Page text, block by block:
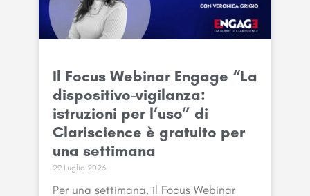
Il Focus Webinar Engage “La
dispositivo-vigilanza:
istruzioni per l’uso” di
Clariscience è gratuito per
una settimana
29 Luglio 2026
Per una settimana, il Focus Webinar